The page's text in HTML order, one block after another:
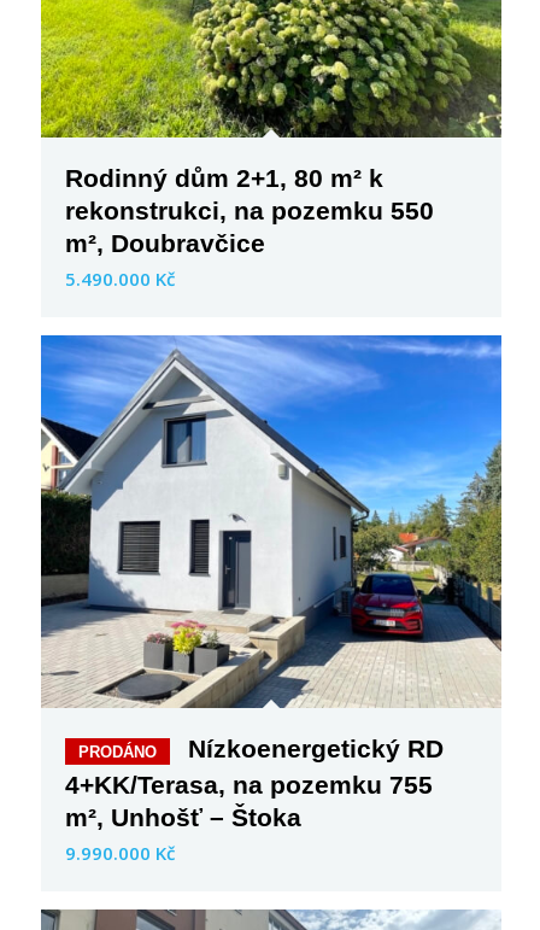
Rodinný dům 2+1, 80 m² k
rekonstrukci, na pozemku 550
m², Doubravčice
5.490.000 Kč
Nízkoenergetický RD
4+KK/Terasa, na pozemku 755
m², Unhošť – Štoka
9‍.990‍.000‍ Kč